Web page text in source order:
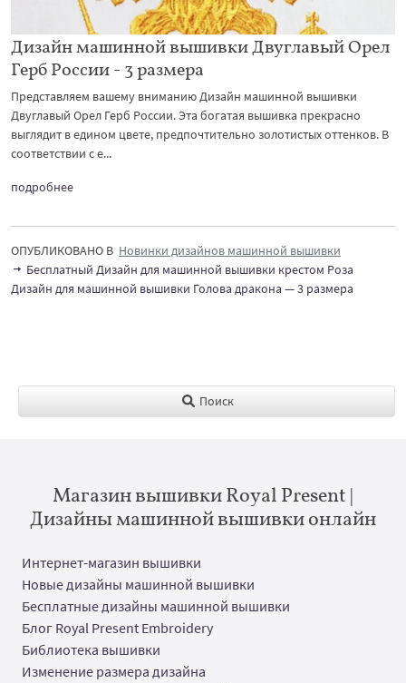
Дизайн машинной вышивки Двуглавый Орел
Герб России - 3 размера
Представляем вашему вниманию Дизайн машинной вышивки
Двуглавый Орел Герб России. Эта богатая вышивка прекрасно
выглядит в едином цвете, предпочтительно золотистых оттенков. В
соответствии с е...
подробнее
ОПУБЛИКОВАНО В Новинки дизайнов машинной вышивки
Бесплатный Дизайн для машинной вышивки крестом Роза
Дизайн для машинной вышивки Голова дракона — 3 размера
Поиск
Магазин вышивки Royal Present |
Дизайны машинной вышивки онлайн
Интернет-магазин вышивки
Новые дизайны машинной вышивки
Бесплатные дизайны машинной вышивки
Блог Royal Present Embroidery
Библиотека вышивки
Изменение размера дизайна